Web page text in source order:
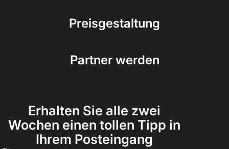
Preisgestaltung
Partner werden
Erhalten Sie alle zwei
Wochen einen tollen Tipp in
Ihrem Posteingang